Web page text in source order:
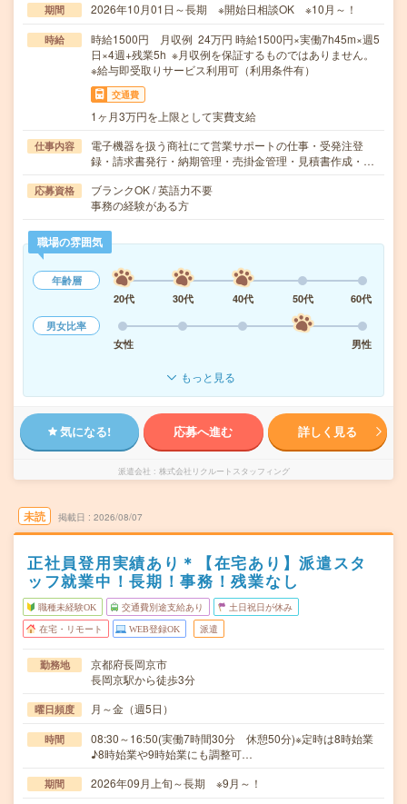
期間 2026年10月01日～長期 ※開始日相談OK ※10月～！
時給
時給1500円 月収例 24万円 時給1500円×実働7h45m×週5
日×4週+残業5h ※月収例を保証するものではありません。
※給与即受取りサービス利用可（利用条件有）
交通費
1ヶ月3万円を上限として実費支給
仕事内容
電子機器を扱う商社にて営業サポートの仕事・受発注登
録・請求書発行・納期管理・売掛金管理・見積書作成・…
応募資格
ブランクOK / 英語力不要
事務の経験がある方
職場の雰囲気
年齢層
20代
30代 40代 50代
60代
男女比率
女性
男性
もっと見る
気になる! 応募へ進む 詳しく見る
派遣会社 株式会社リクルートスタッフィング
未読 掲載日 2026/08/07
正社員登用実績あり＊【在宅あり】派遣スタ
ッフ就業中！長期！事務！残業なし
職種未経験OK 交通費別途支給あり 土日祝日が休み
在宅・リモート WEB登録OK 派遣
勤務地
京都府長岡京市
長岡京駅から徒歩3分
曜日頻度 月～金（週5日）
時間
08:30～16:50(実働7時間30分 休憩50分)※定時は8時始業
♪8時始業や9時始業にも調整可…
期間 2026年09月上旬～長期 ※9月～！